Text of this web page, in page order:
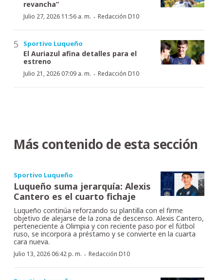
revancha”
Julio 27, 2026 11:56 a. m. · Redacción D10
Sportivo Luqueño
El Auriazul afina detalles para el
estreno
Julio 21, 2026 07:09 a. m. · Redacción D10
Más contenido de esta sección
Sportivo Luqueño
Luqueño suma jerarquía: Alexis
Cantero es el cuarto fichaje
Luqueño continúa reforzando su plantilla con el firme
objetivo de alejarse de la zona de descenso. Alexis Cantero,
perteneciente a Olimpia y con reciente paso por el fútbol
ruso, se incorpora a préstamo y se convierte en la cuarta
cara nueva.
Julio 13, 2026 06:42 p. m. · Redacción D10